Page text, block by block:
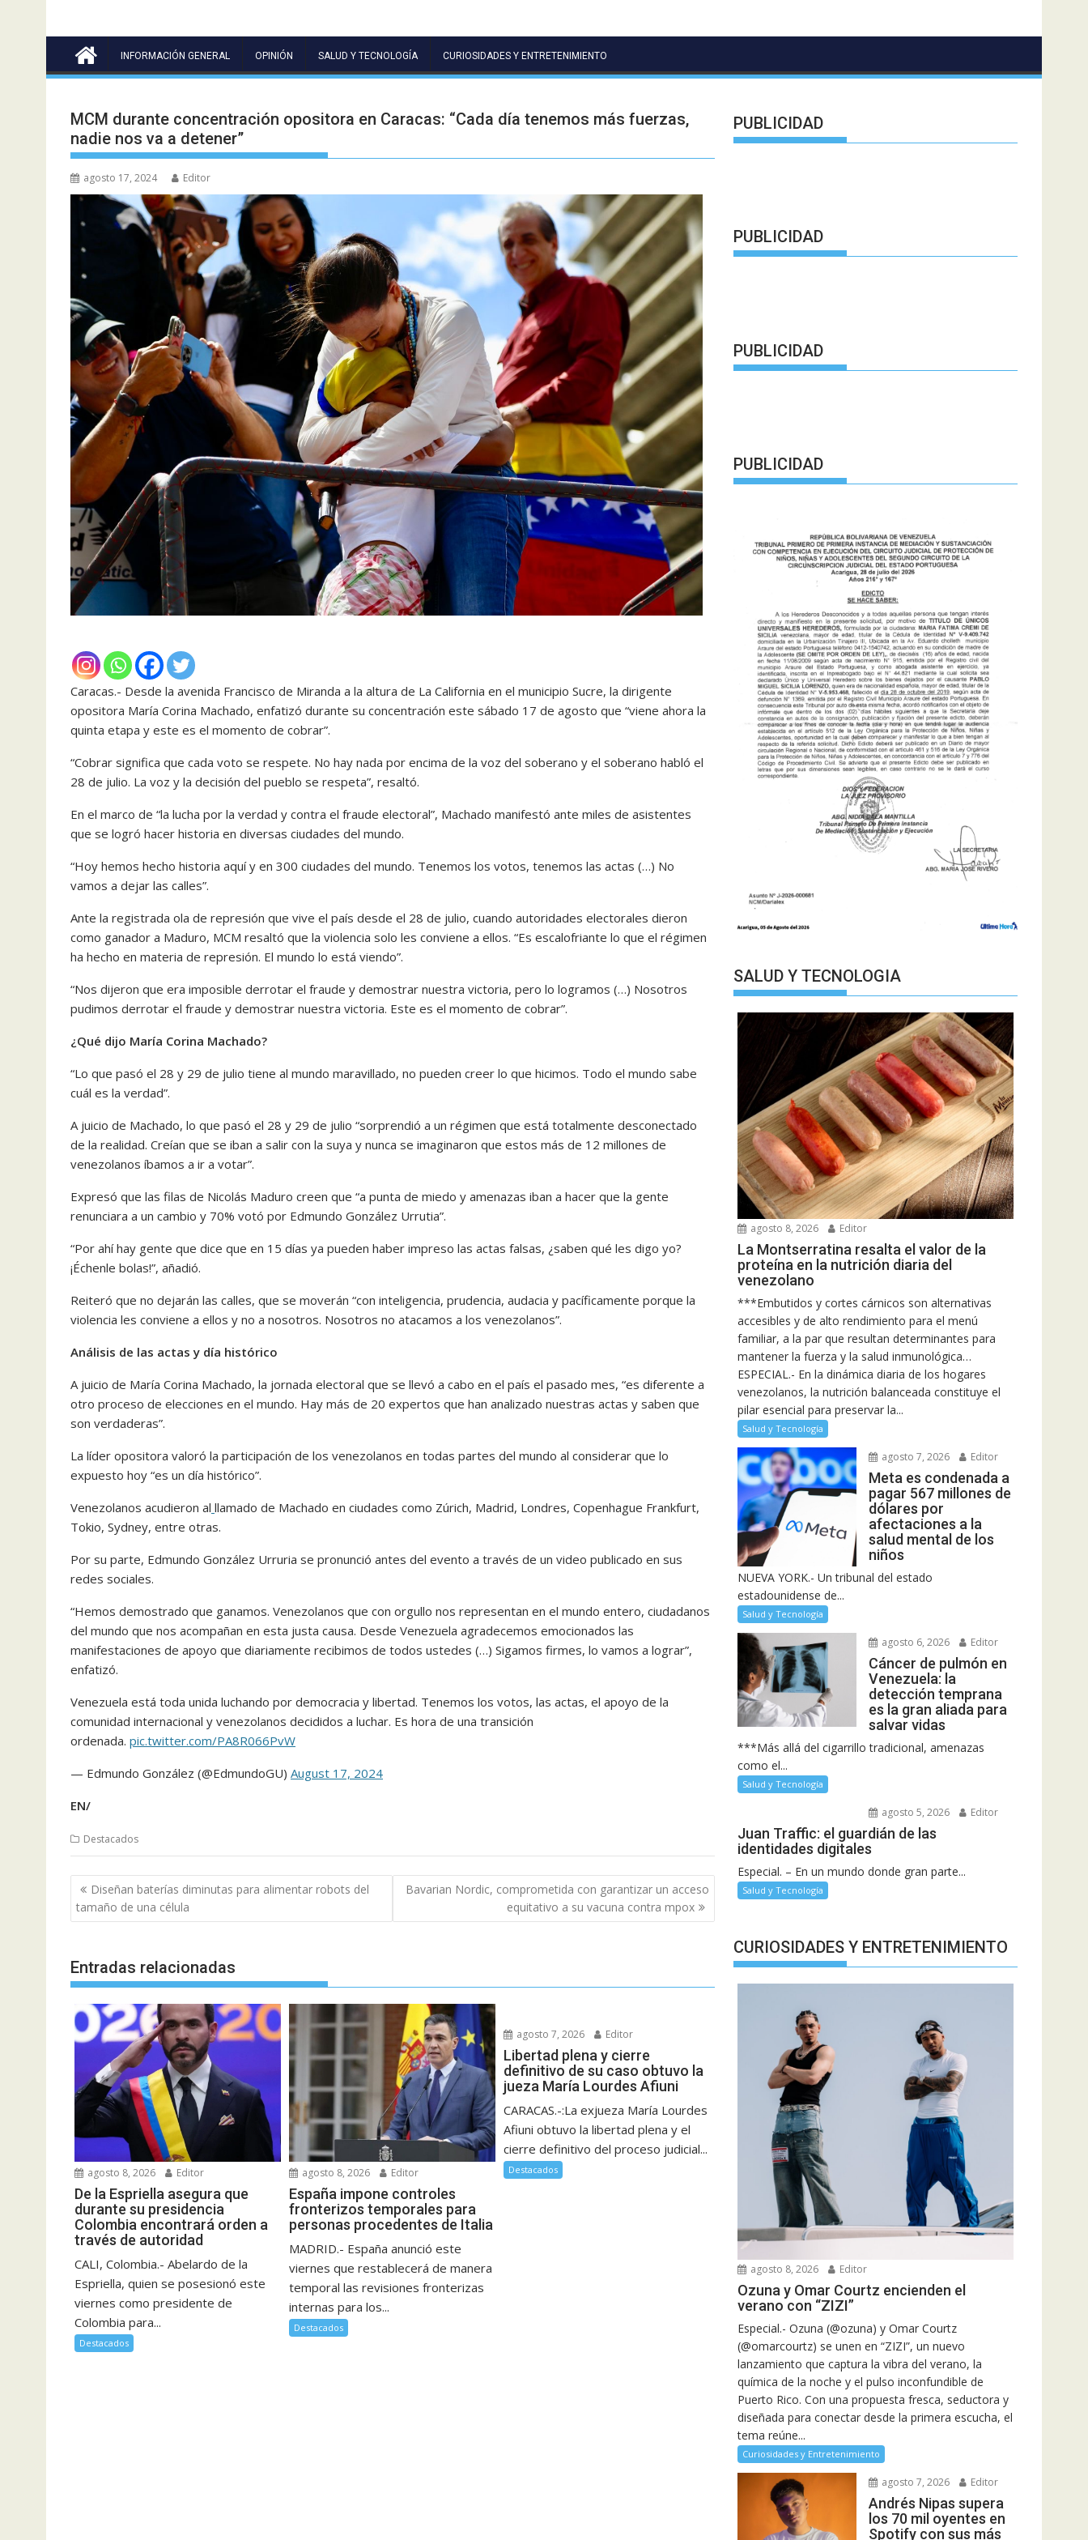
INFORMACIÓN GENERAL OPINIÓN SALUD Y TECNOLOGÍA CURIOSIDADES Y ENTRETENIMIENTO
MCM durante concentración opositora en Caracas: “Cada día tenemos más fuerzas,
nadie nos va a detener”
agosto 17, 2024 Editor
Caracas.- Desde la avenida Francisco de Miranda a la altura de La California en el municipio Sucre, la dirigente
opositora María Corina Machado, enfatizó durante su concentración este sábado 17 de agosto que “viene ahora la
quinta etapa y este es el momento de cobrar”.
“Cobrar significa que cada voto se respete. No hay nada por encima de la voz del soberano y el soberano habló el
28 de julio. La voz y la decisión del pueblo se respeta”, resaltó.
En el marco de “la lucha por la verdad y contra el fraude electoral”, Machado manifestó ante miles de asistentes
que se logró hacer historia en diversas ciudades del mundo.
“Hoy hemos hecho historia aquí y en 300 ciudades del mundo. Tenemos los votos, tenemos las actas (…) No
vamos a dejar las calles”.
Ante la registrada ola de represión que vive el país desde el 28 de julio, cuando autoridades electorales dieron
como ganador a Maduro, MCM resaltó que la violencia solo les conviene a ellos. “Es escalofriante lo que el régimen
ha hecho en materia de represión. El mundo lo está viendo”.
“Nos dijeron que era imposible derrotar el fraude y demostrar nuestra victoria, pero lo logramos (…) Nosotros
pudimos derrotar el fraude y demostrar nuestra victoria. Este es el momento de cobrar”.
¿Qué dijo María Corina Machado?
“Lo que pasó el 28 y 29 de julio tiene al mundo maravillado, no pueden creer lo que hicimos. Todo el mundo sabe
cuál es la verdad”.
A juicio de Machado, lo que pasó el 28 y 29 de julio “sorprendió a un régimen que está totalmente desconectado
de la realidad. Creían que se iban a salir con la suya y nunca se imaginaron que estos más de 12 millones de
venezolanos íbamos a ir a votar”.
Expresó que las filas de Nicolás Maduro creen que “a punta de miedo y amenazas iban a hacer que la gente
renunciara a un cambio y 70% votó por Edmundo González Urrutia”.
“Por ahí hay gente que dice que en 15 días ya pueden haber impreso las actas falsas, ¿saben qué les digo yo?
¡Échenle bolas!”, añadió.
Reiteró que no dejarán las calles, que se moverán “con inteligencia, prudencia, audacia y pacíficamente porque la
violencia les conviene a ellos y no a nosotros. Nosotros no atacamos a los venezolanos”.
Análisis de las actas y día histórico
A juicio de María Corina Machado, la jornada electoral que se llevó a cabo en el país el pasado mes, “es diferente a
otro proceso de elecciones en el mundo. Hay más de 20 expertos que han analizado nuestras actas y saben que
son verdaderas”.
La líder opositora valoró la participación de los venezolanos en todas partes del mundo al considerar que lo
expuesto hoy “es un día histórico”.
Venezolanos acudieron al llamado de Machado en ciudades como Zúrich, Madrid, Londres, Copenhague Frankfurt,
Tokio, Sydney, entre otras.
Por su parte, Edmundo González Urruria se pronunció antes del evento a través de un video publicado en sus
redes sociales.
“Hemos demostrado que ganamos. Venezolanos que con orgullo nos representan en el mundo entero, ciudadanos
del mundo que nos acompañan en esta justa causa. Desde Venezuela agradecemos emocionados las
manifestaciones de apoyo que diariamente recibimos de todos ustedes (…) Sigamos firmes, lo vamos a lograr”,
enfatizó.
Venezuela está toda unida luchando por democracia y libertad. Tenemos los votos, las actas, el apoyo de la
comunidad internacional y venezolanos decididos a luchar. Es hora de una transición
ordenada. pic.twitter.com/PA8R066PvW
— Edmundo González (@EdmundoGU) August 17, 2024
EN/
Destacados
Navegación
de
entradas
Diseñan baterías diminutas para alimentar robots del
tamaño de una célula
Bavarian Nordic, comprometida con garantizar un acceso
equitativo a su vacuna contra mpox
Entradas relacionadas
agosto 8, 2026 Editor
De la Espriella asegura que
durante su presidencia
Colombia encontrará orden a
través de autoridad
CALI, Colombia.- Abelardo de la
Espriella, quien se posesionó este
viernes como presidente de
Colombia para...
Destacados
agosto 8, 2026 Editor
España impone controles
fronterizos temporales para
personas procedentes de Italia
MADRID.- España anunció este
viernes que restablecerá de manera
temporal las revisiones fronterizas
internas para los...
Destacados
agosto 7, 2026 Editor
Libertad plena y cierre
definitivo de su caso obtuvo la
jueza María Lourdes Afiuni
CARACAS.-:La exjueza María Lourdes
Afiuni obtuvo la libertad plena y el
cierre definitivo del proceso judicial...
Destacados
PUBLICIDAD
PUBLICIDAD
PUBLICIDAD
PUBLICIDAD
SALUD Y TECNOLOGIA
agosto 8, 2026 Editor
La Montserratina resalta el valor de la
proteína en la nutrición diaria del
venezolano
***Embutidos y cortes cárnicos son alternativas
accesibles y de alto rendimiento para el menú
familiar, a la par que resultan determinantes para
mantener la fuerza y la salud inmunológica…
ESPECIAL.- En la dinámica diaria de los hogares
venezolanos, la nutrición balanceada constituye el
pilar esencial para preservar la...
Salud y Tecnología
agosto 7, 2026 Editor
Meta es condenada a
pagar 567 millones de
dólares por
afectaciones a la
salud mental de los
niños
NUEVA YORK.- Un tribunal del estado
estadounidense de...
Salud y Tecnología
agosto 6, 2026 Editor
Cáncer de pulmón en
Venezuela: la
detección temprana
es la gran aliada para
salvar vidas
***Más allá del cigarrillo tradicional, amenazas
como el...
Salud y Tecnología
agosto 5, 2026 Editor
Juan Traffic: el guardián de las
identidades digitales
Especial. – En un mundo donde gran parte...
Salud y Tecnología
CURIOSIDADES Y ENTRETENIMIENTO
agosto 8, 2026 Editor
Ozuna y Omar Courtz encienden el
verano con “ZIZI”
Especial.- Ozuna (@ozuna) y Omar Courtz
(@omarcourtz) se unen en “ZIZI”, un nuevo
lanzamiento que captura la vibra del verano, la
química de la noche y el pulso inconfundible de
Puerto Rico. Con una propuesta fresca, seductora y
diseñada para conectar desde la primera escucha, el
tema reúne...
Curiosidades y Entretenimiento
agosto 7, 2026 Editor
Andrés Nipas supera
los 70 mil oyentes en
Spotify con sus más